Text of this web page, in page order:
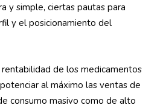
y simple, ciertas pautas para
y el posicionamiento del
de los medicamentos
al máximo las ventas de
consumo masivo como de alto